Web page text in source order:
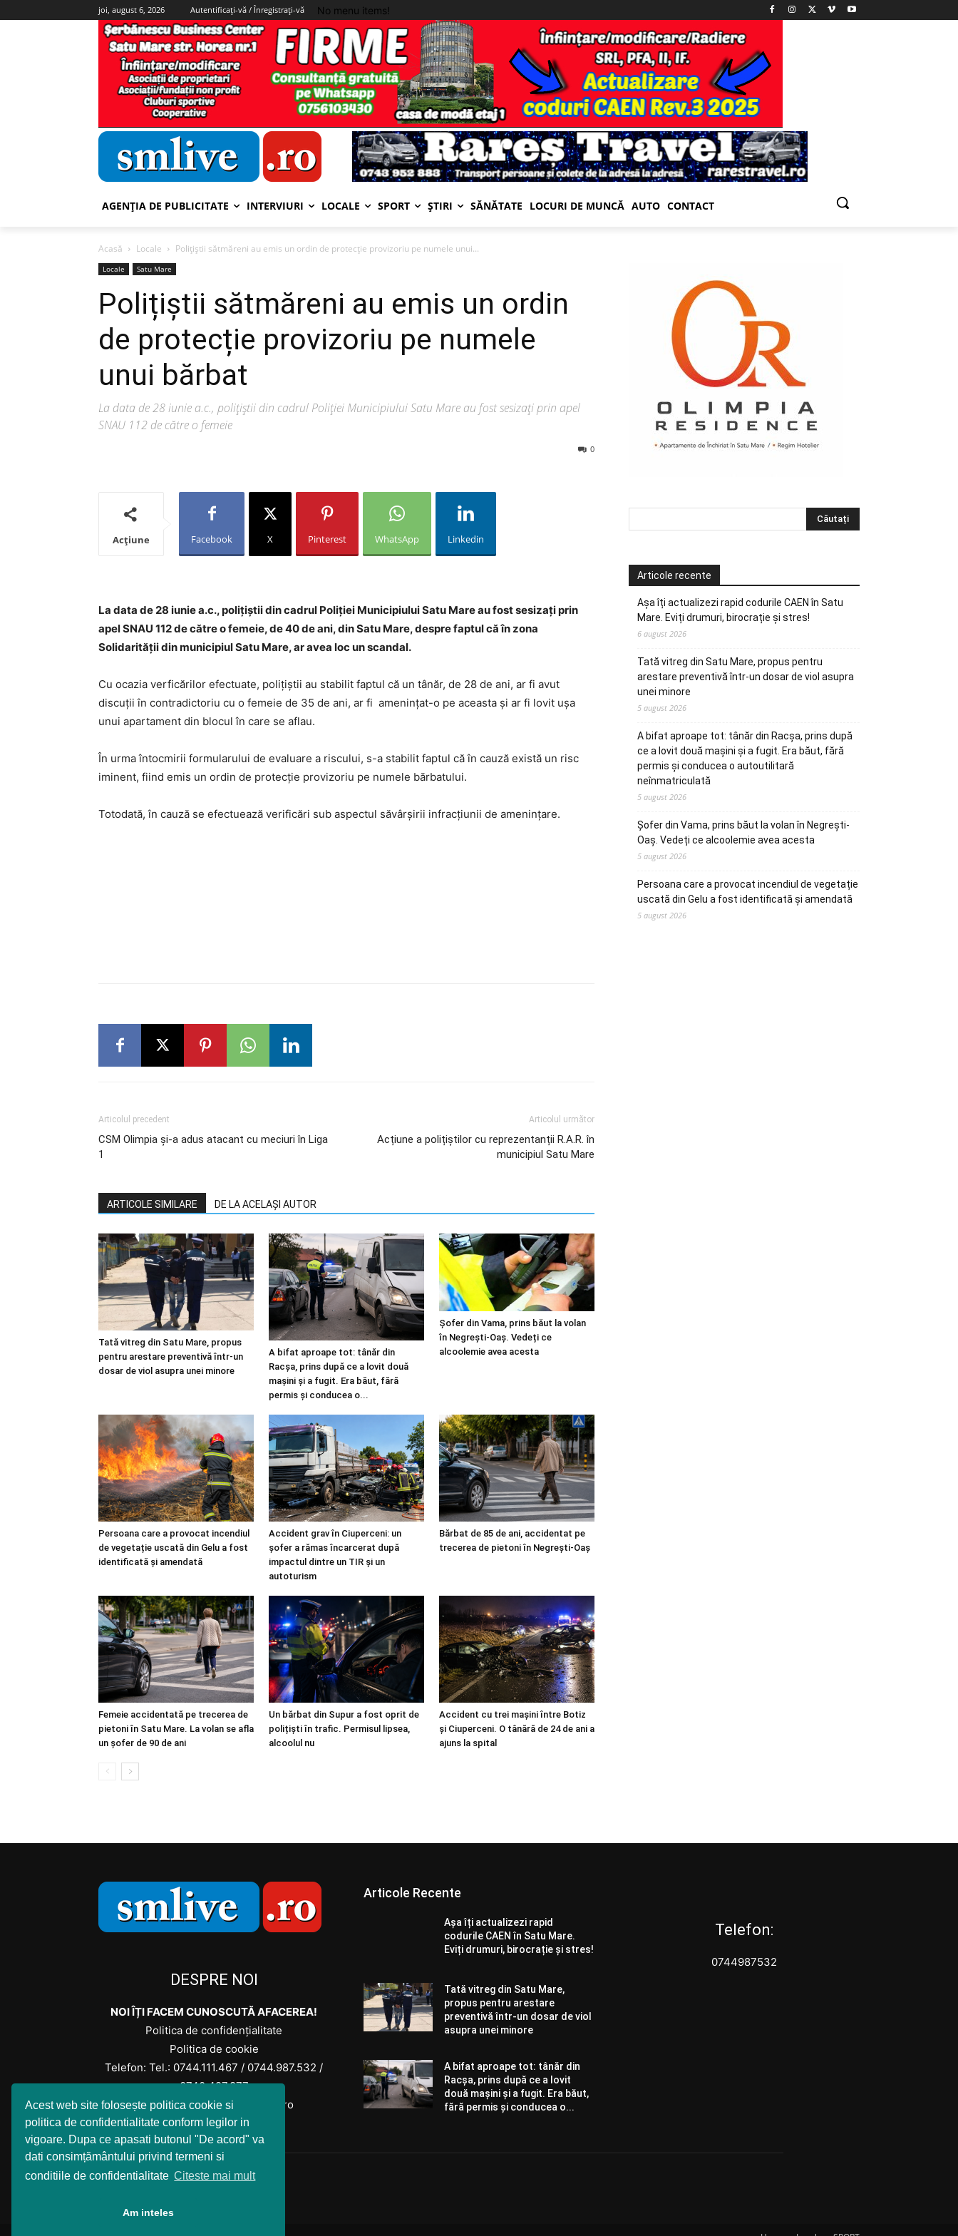
Acest web site folosește politica cookie si
politica de confidentialitate conform legilor in
vigoare. Dupa ce apasati butonul "De acord" va
dati consimțământului privind termeni si
conditiile de confidentialitate Citeste mai mult
Am inteles
joi, august 6, 2026 Autentificați-vă / Înregistrați-vă No menu items!
AGENȚIA DE PUBLICITATE INTERVIURI LOCALE SPORT ȘTIRI SĂNĂTATE LOCURI DE MUNCĂ AUTO CONTACT
Acasă Locale Polițiștii sătmăreni au emis un ordin de protecție provizoriu pe numele unui...
Locale Satu Mare
Polițiștii sătmăreni au emis un ordin
de protecție provizoriu pe numele
unui bărbat
La data de 28 iunie a.c., polițiștii din cadrul Poliției Municipiului Satu Mare au fost sesizați prin apel
SNAU 112 de către o femeie
0
Acțiune Facebook X Pinterest WhatsApp Linkedin
La data de 28 iunie a.c., polițiștii din cadrul Poliției Municipiului Satu Mare au fost sesizați prin
apel SNAU 112 de către o femeie, de 40 de ani, din Satu Mare, despre faptul că în zona
Solidarității din municipiul Satu Mare, ar avea loc un scandal.
Cu ocazia verficărilor efectuate, polițiștii au stabilit faptul că un tânăr, de 28 de ani, ar fi avut
discuții în contradictoriu cu o femeie de 35 de ani, ar fi amenințat-o pe aceasta și ar fi lovit ușa
unui apartament din blocul în care se aflau.
În urma întocmirii formularului de evaluare a riscului, s-a stabilit faptul că în cauză există un risc
iminent, fiind emis un ordin de protecție provizoriu pe numele bărbatului.
Totodată, în cauză se efectuează verificări sub aspectul săvârșirii infracțiunii de amenințare.
Articolul precedent
CSM Olimpia și-a adus atacant cu meciuri în Liga
1
Articolul următor
Acțiune a polițiștilor cu reprezentanții R.A.R. în
municipiul Satu Mare
ARTICOLE SIMILARE DE LA ACELAȘI AUTOR
Tată vitreg din Satu Mare, propus
pentru arestare preventivă într-un
dosar de viol asupra unei minore
A bifat aproape tot: tânăr din
Racșa, prins după ce a lovit două
mașini și a fugit. Era băut, fără
permis și conducea o...
Șofer din Vama, prins băut la volan
în Negrești-Oaș. Vedeți ce
alcoolemie avea acesta
Persoana care a provocat incendiul
de vegetație uscată din Gelu a fost
identificată și amendată
Accident grav în Ciuperceni: un
șofer a rămas încarcerat după
impactul dintre un TIR și un
autoturism
Bărbat de 85 de ani, accidentat pe
trecerea de pietoni în Negrești-Oaș
Femeie accidentată pe trecerea de
pietoni în Satu Mare. La volan se afla
un șofer de 90 de ani
Un bărbat din Supur a fost oprit de
polițiști în trafic. Permisul lipsea,
alcoolul nu
Accident cu trei mașini între Botiz
și Ciuperceni. O tânără de 24 de ani a
ajuns la spital
Articole recente
Așa îți actualizezi rapid codurile CAEN în Satu
Mare. Eviți drumuri, birocrație și stres!
6 august 2026
Tată vitreg din Satu Mare, propus pentru
arestare preventivă într-un dosar de viol asupra
unei minore
5 august 2026
A bifat aproape tot: tânăr din Racșa, prins după
ce a lovit două mașini și a fugit. Era băut, fără
permis și conducea o autoutilitară
neînmatriculată
5 august 2026
Șofer din Vama, prins băut la volan în Negrești-
Oaș. Vedeți ce alcoolemie avea acesta
5 august 2026
Persoana care a provocat incendiul de vegetație
uscată din Gelu a fost identificată și amendată
5 august 2026
DESPRE NOI
NOI ÎȚI FACEM CUNOSCUTĂ AFACEREA!
Politica de confidențialitate
Politica de cookie
Telefon: Tel.: 0744.111.467 / 0744.987.532 /
0740.427.877
Contactați-ne: office@smlive.ro
Articole Recente
Așa îți actualizezi rapid
codurile CAEN în Satu Mare.
Eviți drumuri, birocrație și stres!
Tată vitreg din Satu Mare,
propus pentru arestare
preventivă într-un dosar de viol
asupra unei minore
A bifat aproape tot: tânăr din
Racșa, prins după ce a lovit
două mașini și a fugit. Era băut,
fără permis și conducea o...
Telefon:
0744987532